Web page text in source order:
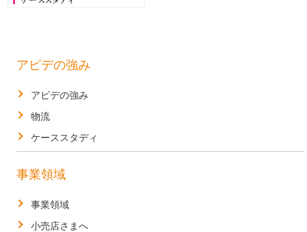
アピデの強み
アピデの強み
物流
ケーススタディ
事業領域
事業領域
小売店さまへ